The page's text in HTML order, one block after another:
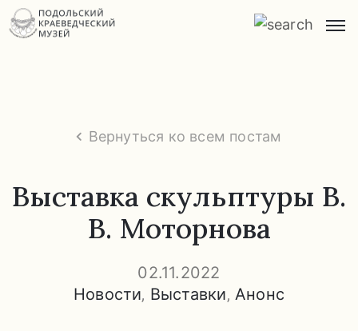
экскурсии
Прейскурант
Вернуться ко всем постам
Выставка скульптуры В.
В. Моторнова
02.11.2022
Новости‚ Выставки‚ Анонс